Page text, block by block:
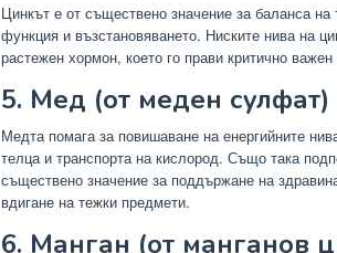
Цинкът е от съществено значение за баланса на
функция и възстановяването. Ниските нива на
растежен хормон, което го прави критично
5. Мед (от меден сулфат)
Медта помага за повишаване на енергийните
телца и транспорта на кислород. Също така
съществено значение за поддържане на
вдигане на тежки предмети.
6. Манган (от манганов